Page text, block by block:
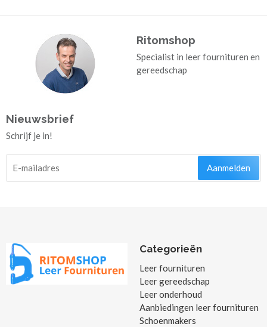
Ritomshop
Specialist in leer fournituren en
gereedschap
Nieuwsbrief
Schrijf je in!
Aanmelden
Categorieën
Leer fournituren
Leer gereedschap
Leer onderhoud
Aanbiedingen leer fournituren
Schoenmakers